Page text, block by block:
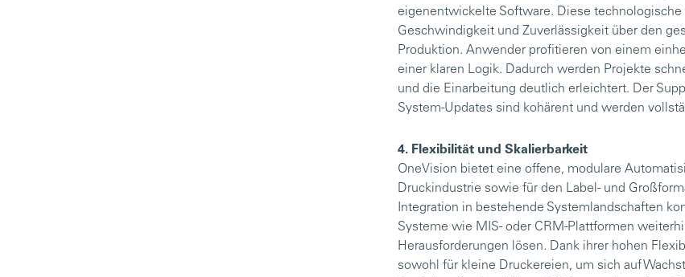
eigenentwickelte Software. Diese
Geschwindigkeit und Zuverlässigkeit über den
Produktion. Anwender profitieren von einem
einer klaren Logik. Dadurch werden Projekte
und die Einarbeitung deutlich erleichtert. Der
System-Updates sind kohärent und werden
4. Flexibilität und Skalierbarkeit
OneVision bietet eine offene, modulare
Druckindustrie sowie für den Label- und
Integration in bestehende Systemlandschaften
Systeme wie MIS- oder CRM-Plattformen
Herausforderungen lösen. Dank ihrer hohen
sowohl für kleine Druckereien, um sich auf